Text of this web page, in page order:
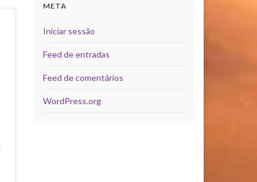
META
Iniciar sessão
Feed de entradas
Feed de comentários
WordPress.org